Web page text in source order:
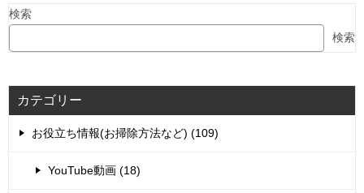
検索
検索
カテゴリー
お役立ち情報(お掃除方法など) (109)
YouTube動画 (18)